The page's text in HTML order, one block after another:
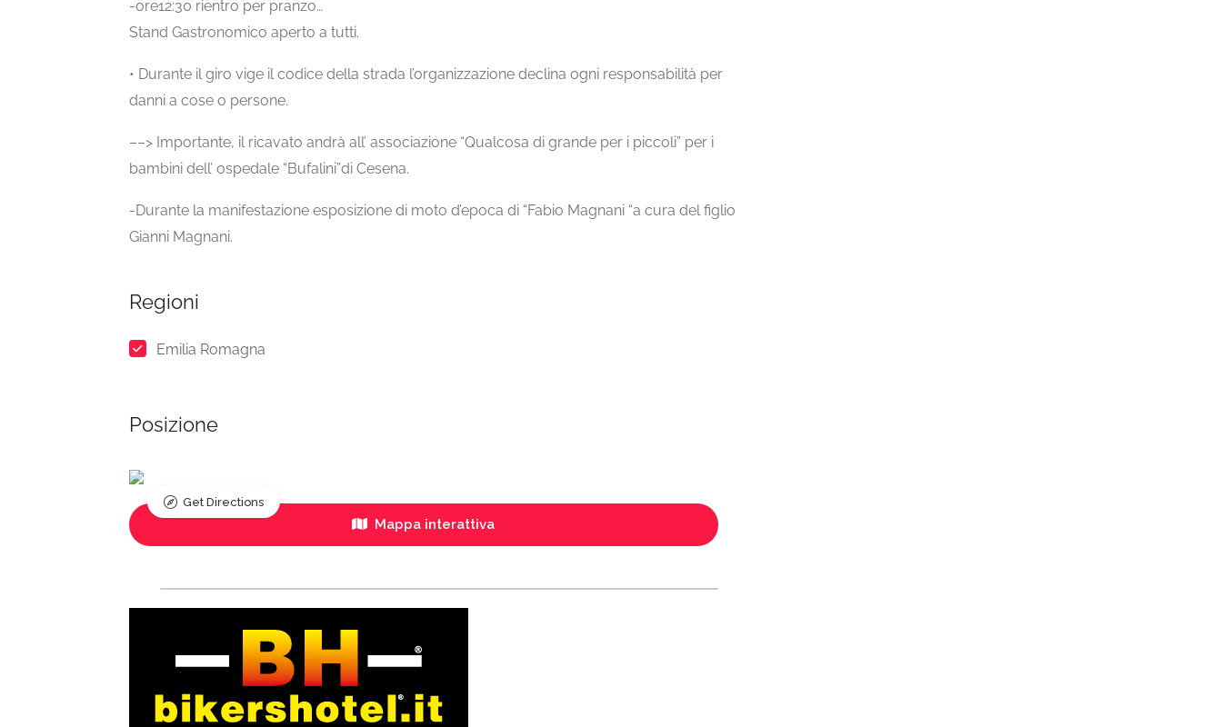
-ore12:30 rientro per pranzo…
Stand Gastronomico aperto a tutti.
• Durante il giro vige il codice della strada l’organizzazione declina ogni responsabilità per
danni a cose o persone.
––> Importante, il ricavato andrà all’ associazione “Qualcosa di grande per i piccoli” per i
bambini dell’ ospedale “Bufalini”di Cesena.
-Durante la manifestazione esposizione di moto d’epoca di “Fabio Magnani “a cura del figlio
Gianni Magnani.
Regioni
Emilia Romagna
Posizione
Mappa interattiva
Get Directions